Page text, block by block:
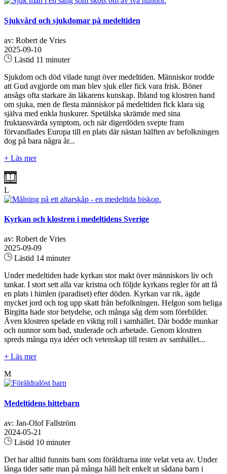
Sjukvård och sjukdomar på medeltiden
av: Robert de Vries
2025-09-10
Lästid 11 minuter
Sjukdom och död vilade tungt över medeltiden. Människor trodde
att Gud avgjorde om man blev sjuk eller fick vara frisk. Böner
ansågs ofta starkare än läkarens kunskap. Ibland tog klostren hand
om sjuka, men de flesta människor på medeltiden fick klara sig
själva med enkla huskurer. Spetälska skrämde med sina
fruktansvärda symptom, och när digerdöden svepte fram
förvandlades Europa till en plats där nästan hälften av befolkningen
dog på bara några år...
+ Läs mer
L
Kyrkan och klostren i medeltidens Sverige
av: Robert de Vries
2025-09-09
Lästid 14 minuter
Under medeltiden hade kyrkan stor makt över människors liv och
tankar. I stort sett alla var kristna och följde kyrkans regler för att få
en plats i himlen (paradiset) efter döden. Kyrkan var rik, ägde
mycket jord och tog upp skatt från befolkningen. Helgon som heliga
Birgitta hade stor betydelse, och många såg dem som förebilder.
Även klostren spelade en viktig roll i samhället. Där bodde munkar
och nunnor som bad, studerade och arbetade. Genom klostren
spreds många nya idéer och vetenskap till resten av samhället...
+ Läs mer
M
Medeltidens hittebarn
av: Jan-Olof Fallström
2024-05-21
Lästid 10 minuter
Det har alltid funnits barn som föräldrarna inte velat veta av. Under
långa tider satte man på många håll helt enkelt ut sådana barn i